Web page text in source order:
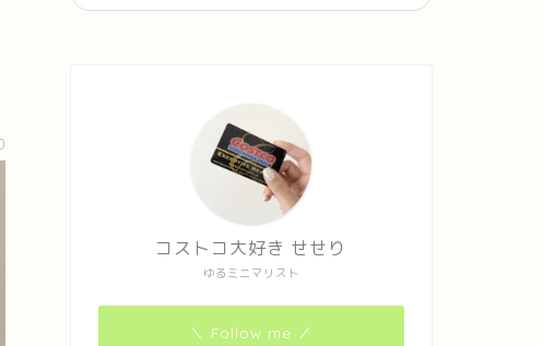
ゆるミニマリスト
コストコ大好き せせり
＼ Follow me ／